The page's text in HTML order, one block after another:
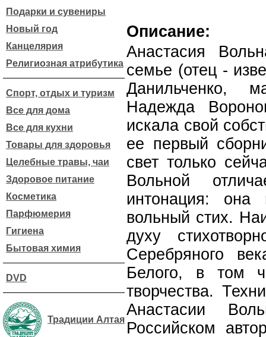
Подарки и сувениры
Новый год
Канцелярия
Религиозная атрибутика
Спорт, отдых и туризм
Все для дома
Все для кухни
Товары для здоровья
Целебные травы, чаи
Здоровое питание
Косметика
Парфюмерия
Гигиена
Бытовая химия
DVD
Традиции Алтая
Описание:
Анастасия
семье (отец -
Данильченко,
Надежда
искала свой
ее первый
свет только
Вольной
интонация: она
вольный стих.
духу
Серебряного
Белого, в том
творчества.
Анастасии
Российском